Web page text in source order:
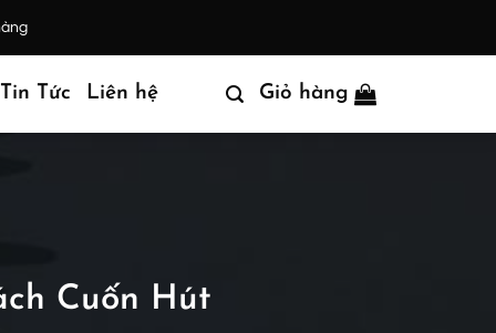
Tin Tức Liên hệ Giỏ hàng
Cuốn Hút